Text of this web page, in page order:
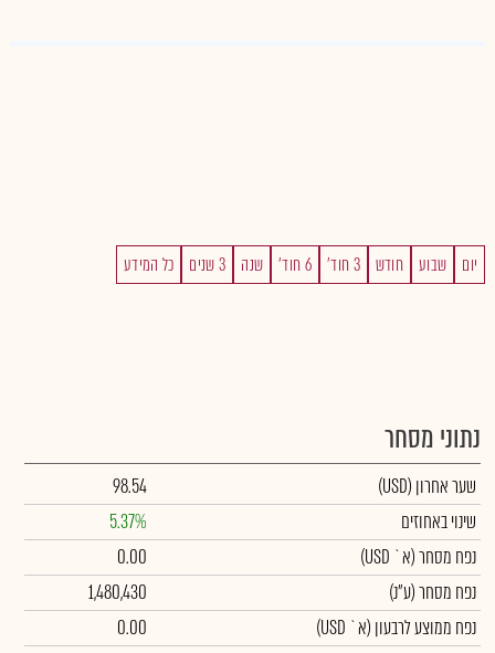
יום שבוע חודש 3 חוד' 6 חוד' שנה 3 שנים כל המידע
נתוני מסחר
שער אחרון (USD)
98.54
שינוי באחוזים
5.37%
נפח מסחר(א` USD)
0.00
נפח מסחר(ע"נ)
1,480,430
נפח ממוצע לרבעון (א` USD)
0.00